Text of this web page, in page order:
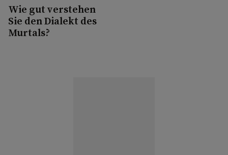
Wie gut verstehen
Sie den Dialekt des
Murtals?